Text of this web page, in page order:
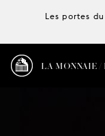
Les portes
LA MONNAIE /